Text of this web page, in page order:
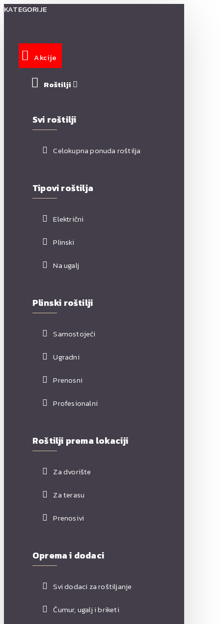
KATEGORIJE
Akcije
Roštilji
Svi roštilji
Celokupna ponuda roštilja
Tipovi roštilja
Električni
Plinski
Na ugalj
Plinski roštilji
Samostojeći
Ugradni
Prenosni
Profesionalni
Roštilji prema lokaciji
Za dvorište
Za terasu
Prenosivi
Oprema i dodaci
Svi dodaci za roštiljanje
Ćumur, ugalj i briketi